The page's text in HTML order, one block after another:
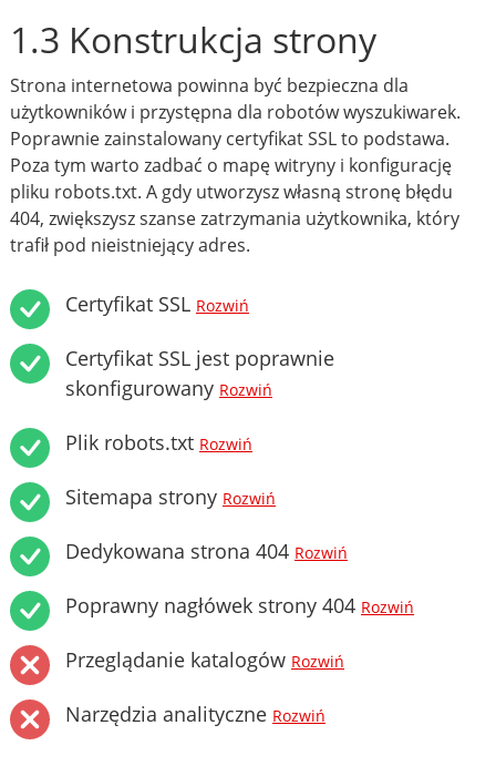
1.3 Konstrukcja strony
Strona internetowa powinna być bezpieczna dla
użytkowników i przystępna dla robotów wyszukiwarek.
Poprawnie zainstalowany certyfikat SSL to podstawa.
Poza tym warto zadbać o mapę witryny i konfigurację
pliku robots.txt. A gdy utworzysz własną stronę błędu
404, zwiększysz szanse zatrzymania użytkownika, który
trafił pod nieistniejący adres.
Certyfikat SSL Rozwiń
Certyfikat SSL jest poprawnie
skonfigurowany Rozwiń
Plik robots.txt Rozwiń
Sitemapa strony Rozwiń
Dedykowana strona 404 Rozwiń
Poprawny nagłówek strony 404 Rozwiń
Przeglądanie katalogów Rozwiń
Narzędzia analityczne Rozwiń